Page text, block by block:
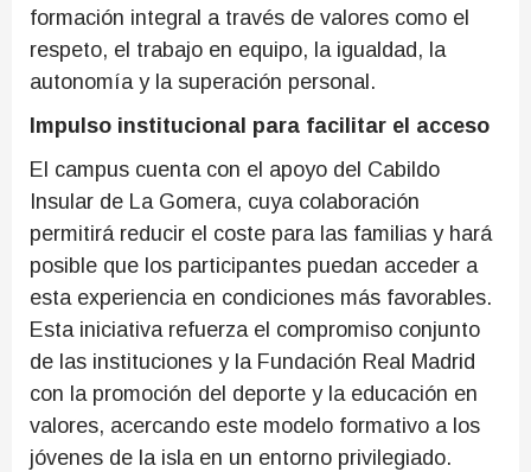
formación integral a través de valores como el
respeto, el trabajo en equipo, la igualdad, la
autonomía y la superación personal.
Impulso institucional para facilitar el acceso
El campus cuenta con el apoyo del Cabildo
Insular de La Gomera, cuya colaboración
permitirá reducir el coste para las familias y hará
posible que los participantes puedan acceder a
esta experiencia en condiciones más favorables.
Esta iniciativa refuerza el compromiso conjunto
de las instituciones y la Fundación Real Madrid
con la promoción del deporte y la educación en
valores, acercando este modelo formativo a los
jóvenes de la isla en un entorno privilegiado.